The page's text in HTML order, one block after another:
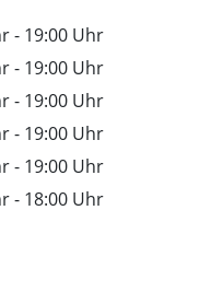
- 19:00 Uhr
- 19:00 Uhr
- 19:00 Uhr
- 19:00 Uhr
- 19:00 Uhr
- 18:00 Uhr